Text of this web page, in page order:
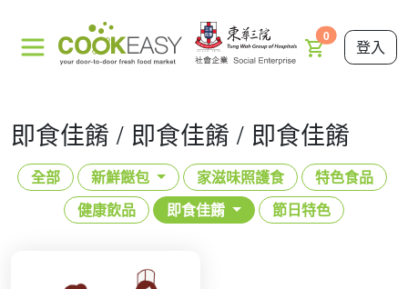
0
登入
即食佳餚 / 即食佳餚 / 即食佳餚
全部 新鮮餸包 家滋味照護食
特色食品
健康飲品
即食佳餚 節日特色